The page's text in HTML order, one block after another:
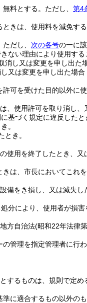
料とする。 ただし、 第4
きは、使用料を減免する
ただし、 次の各号の一に
ない理由により使用す
消し又は変更を申し出
又は変更を申し出た場
可を受けた目的以外に
、使用許可を取り消し
基づく規定に違反したと
。
とき。
使用を終了したとき、
は、市長においてこれ
備をき損し、又は滅失
分により、使用者が損
方自治法(昭和22年法律
管理を指定管理者に行
するものは、規則で定
に適合するもの以外の